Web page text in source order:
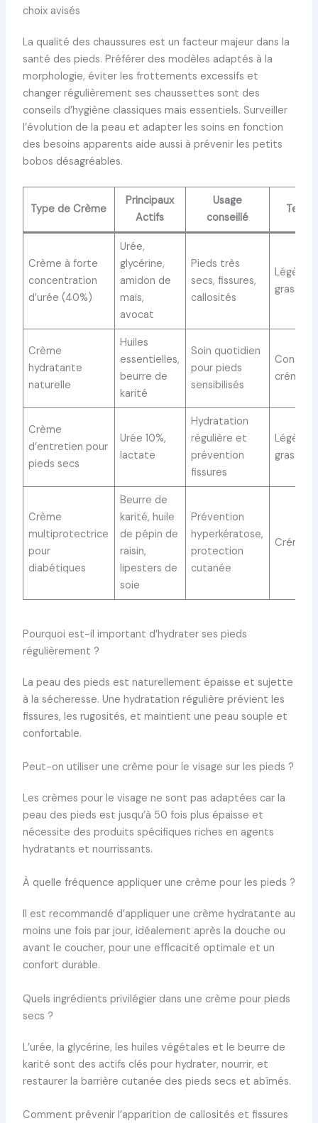
choix avisés
La qualité des chaussures est un facteur majeur dans la
santé des pieds. Préférer des modèles adaptés à la
morphologie, éviter les frottements excessifs et
changer régulièrement ses chaussettes sont des
conseils d’hygiène classiques mais essentiels. Surveiller
l’évolution de la peau et adapter les soins en fonction
des besoins apparents aide aussi à prévenir les petits
bobos désagréables.
Type de Crème
Principaux
Actifs
Usage
conseillé
Crème à forte
concentration
d’urée (40%)
Urée,
glycérine,
amidon de
maïs,
avocat
Pieds très
secs, fissures,
callosités
Légère,
grasse
Crème
hydratante
naturelle
Huiles
essentielles,
beurre de
karité
Soin quotidien
pour pieds
sensibilisés
Crème
d’entretien pour
pieds secs
Urée 10%,
lactate
Hydratation
régulière et
prévention
fissures
Légère,
grasse
Crème
multiprotectrice
pour
diabétiques
Beurre de
karité, huile
de pépin de
raisin,
lipesters de
soie
Prévention
hyperkératose,
protection
cutanée
Pourquoi est-il important d’hydrater ses pieds
régulièrement ?
La peau des pieds est naturellement épaisse et sujette
à la sécheresse. Une hydratation régulière prévient les
fissures, les rugosités, et maintient une peau souple et
confortable.
Peut-on utiliser une crème pour le visage sur les pieds ?
Les crèmes pour le visage ne sont pas adaptées car la
peau des pieds est jusqu’à 50 fois plus épaisse et
nécessite des produits spécifiques riches en agents
hydratants et nourrissants.
À quelle fréquence appliquer une crème pour les pieds ?
Il est recommandé d’appliquer une crème hydratante au
moins une fois par jour, idéalement après la douche ou
avant le coucher, pour une efficacité optimale et un
confort durable.
Quels ingrédients privilégier dans une crème pour pieds
secs ?
L’urée, la glycérine, les huiles végétales et le beurre de
karité sont des actifs clés pour hydrater, nourrir, et
restaurer la barrière cutanée des pieds secs et abîmés.
Comment prévenir l’apparition de callosités et fissures